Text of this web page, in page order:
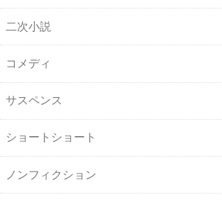
二次小説
コメディ
サスペンス
ショートショート
ノンフィクション